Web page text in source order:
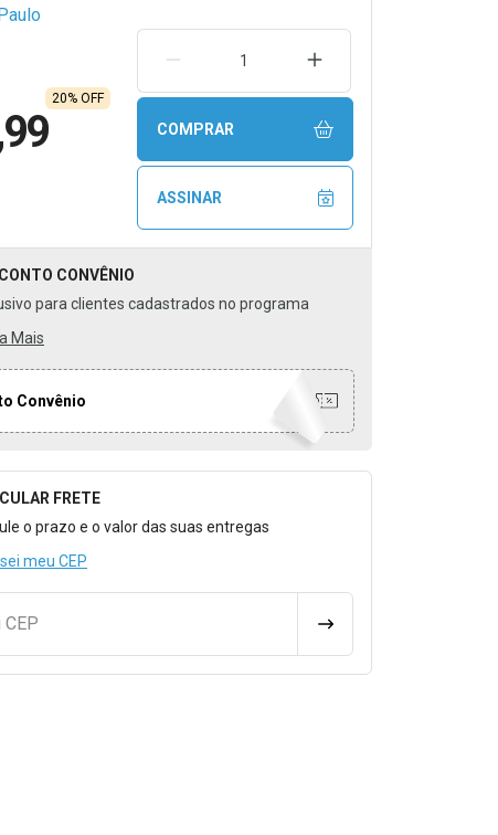
vento,
20% OFF
REMOVER UMA UNIDADEAUMENTAR UMA
COMPRAR
ASSINAR
CONVÊNIO
para clientes cadastrados no programa
Mais
Convênio
para Calcular o Frete
FRETE
o prazo e o valor das suas entregas
meu CEP
CALCULAR FRETE